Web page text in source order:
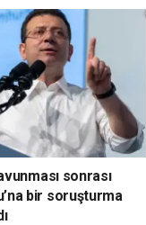
sonrası
bir soruşturma